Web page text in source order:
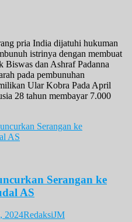
pria India dijatuhi hukuman
istrinya dengan membuat
Biswas dan Ashraf Padanna
pada pembunuhan
Ular Kobra Pada April
28 tahun membayar 7.000
Serangan ke
AS
2024RedaksiJM